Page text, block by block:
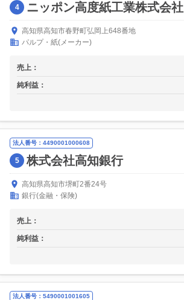
4 ニッポン高度紙工業株式会社
高知県高知市春野町弘岡上648番地
パルプ・紙(メーカー)
売上：
純利益：
法人番号：4490001000608
5 株式会社高知銀行
高知県高知市堺町2番24号
銀行(金融・保険)
売上：
純利益：
法人番号：5490001001605